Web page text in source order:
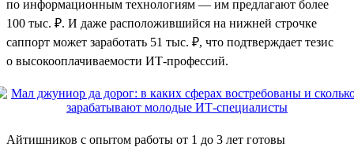
по информационным технологиям — им предлагают более
100 тыс. ₽. И даже расположившийся на нижней строчке
саппорт может заработать 51 тыс. ₽, что подтверждает тезис
о высокооплачиваемости ИТ-профессий.
Айтишников с опытом работы от 1 до 3 лет готовы